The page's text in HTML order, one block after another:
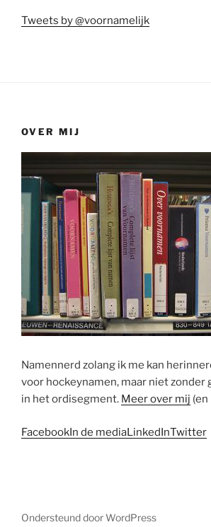
Tweets by @voornamelijk
OVER MIJ
Namennerd zolang ik me kan
voor hockeynamen, maar niet zonder
in het ordisegment. Meer over mij
FacebookIn de mediaLinkedInTwitter
Ondersteund door WordPress